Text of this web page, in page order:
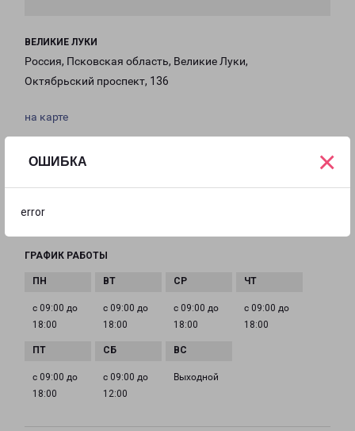
ОШИБКА
error
×
ВЕЛИКИЕ ЛУКИ
Россия, Псковская область, Великие Луки,
Октябрьский проспект, 136
на карте
+7(81153) 78-136
ГРАФИК РАБОТЫ
с 09:00 до
18:00
с 09:00 до
18:00
с 09:00 до
18:00
с 09:00 до
18:00
с 09:00 до
18:00
с 09:00 до
12:00
Выходной